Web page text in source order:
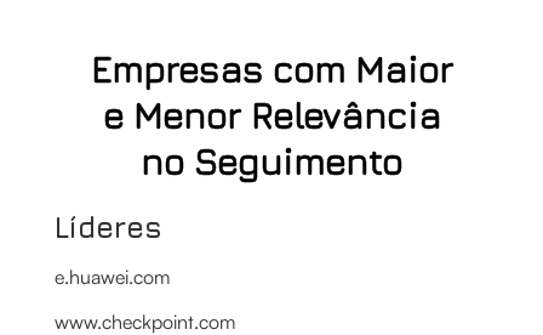
Empresas com Maior
e Menor Relevância
no Seguimento
Líderes
e.huawei.com
www.checkpoint.com